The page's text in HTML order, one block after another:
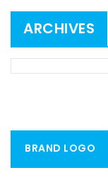
ARCHIVES
BRAND LOGO